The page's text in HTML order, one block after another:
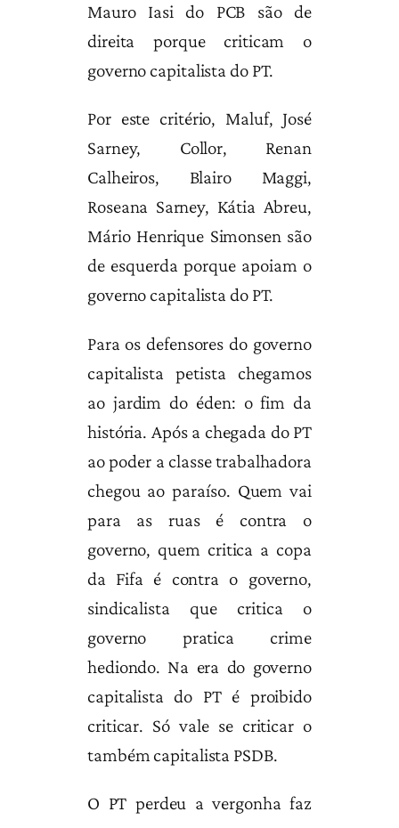
Mauro Iasi do PCB são de
direita porque criticam o
governo capitalista do PT.
Por este critério, Maluf, José
Sarney, Collor, Renan
Calheiros, Blairo Maggi,
Roseana Sarney, Kátia Abreu,
Mário Henrique Simonsen são
de esquerda porque apoiam o
governo capitalista do PT.
Para os defensores do governo
capitalista petista chegamos
ao jardim do éden: o fim da
história. Após a chegada do PT
ao poder a classe trabalhadora
chegou ao paraíso. Quem vai
para as ruas é contra o
governo, quem critica a copa
da Fifa é contra o governo,
sindicalista que critica o
governo pratica crime
hediondo. Na era do governo
capitalista do PT é proibido
criticar. Só vale se criticar o
também capitalista PSDB.
O PT perdeu a vergonha faz